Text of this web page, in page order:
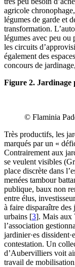
agricole
légumes de garde et
transformation.
légumes avec peu ou
les circuits
également des
concours de
Figure 2. Jardinage
© Flaminia
Très productifs, les
marqués par un «
Contrairement aux
se veulent visibles
place discrète dans
menées tambour
publique, baux non
entre élus,
à faire disparaître
urbains [3]. Mais aux
l’association
jardinier·es
contestation. Un
d’Aubervilliers voit
travail de